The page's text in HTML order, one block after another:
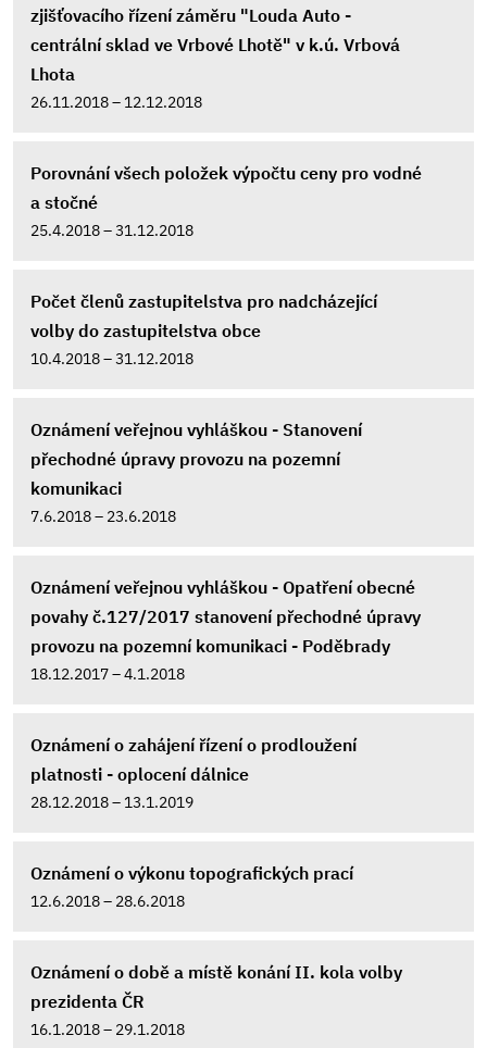
zjišťovacího řízení záměru "Louda Auto -
centrální sklad ve Vrbové Lhotě" v k.ú. Vrbová
Lhota
26.11.2018 – 12.12.2018
Porovnání všech položek výpočtu ceny pro vodné
a stočné
25.4.2018 – 31.12.2018
Počet členů zastupitelstva pro nadcházející
volby do zastupitelstva obce
10.4.2018 – 31.12.2018
Oznámení veřejnou vyhláškou - Stanovení
přechodné úpravy provozu na pozemní
komunikaci
7.6.2018 – 23.6.2018
Oznámení veřejnou vyhláškou - Opatření obecné
povahy č.127/2017 stanovení přechodné úpravy
provozu na pozemní komunikaci - Poděbrady
18.12.2017 – 4.1.2018
Oznámení o zahájení řízení o prodloužení
platnosti - oplocení dálnice
28.12.2018 – 13.1.2019
Oznámení o výkonu topografických prací
12.6.2018 – 28.6.2018
Oznámení o době a místě konání II. kola volby
prezidenta ČR
16.1.2018 – 29.1.2018